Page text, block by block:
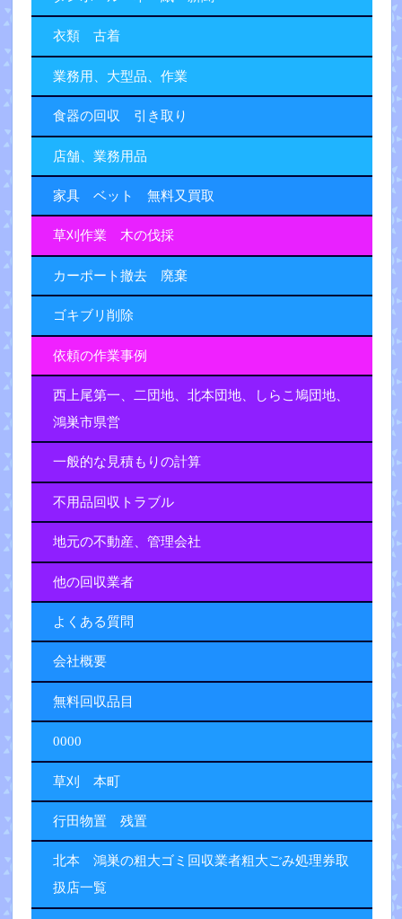
衣類 古着
業務用、大型品、作業
食器の回収 引き取り
店舗、業務用品
家具 ベット 無料又買取
草刈作業 木の伐採
カーポート撤去 廃棄
ゴキブリ削除
依頼の作業事例
西上尾第一、二団地、北本団地、しらこ鳩団地、
鴻巣市県営
一般的な見積もりの計算
不用品回収トラブル
地元の不動産、管理会社
他の回収業者
よくある質問
会社概要
無料回収品目
0000
草刈 本町
行田物置 残置
北本 鴻巣の粗大ゴミ回収業者粗大ごみ処理券取
扱店一覧